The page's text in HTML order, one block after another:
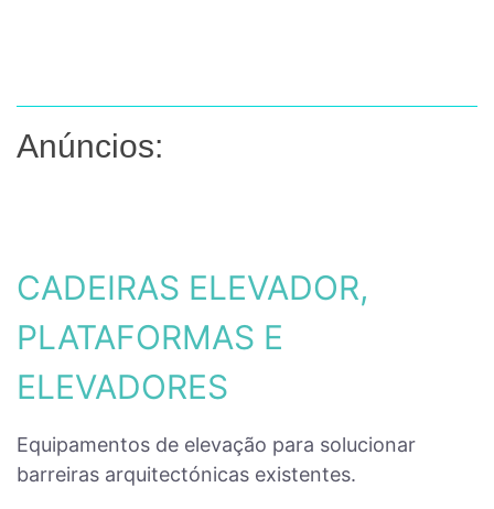
Anúncios:
CADEIRAS ELEVADOR,
PLATAFORMAS E
ELEVADORES
Equipamentos de elevação para solucionar
barreiras arquitectónicas existentes.